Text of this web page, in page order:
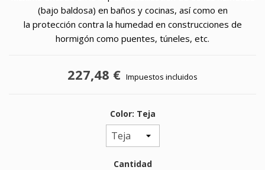
(bajo baldosa) en baños y cocinas, así como en
la protección contra la humedad en construcciones de
hormigón como puentes, túneles, etc.
227,48 € Impuestos incluidos
Color: Teja
Cantidad